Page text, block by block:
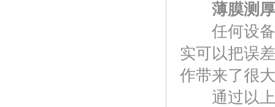
薄膜测
任何设备
实可以把误
作带来了很
通过以上